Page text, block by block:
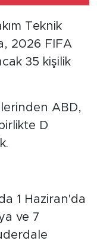
Teknik
2026 FIFA
35 kişilik
ABD,
D
1 Haziran'da
ve 7